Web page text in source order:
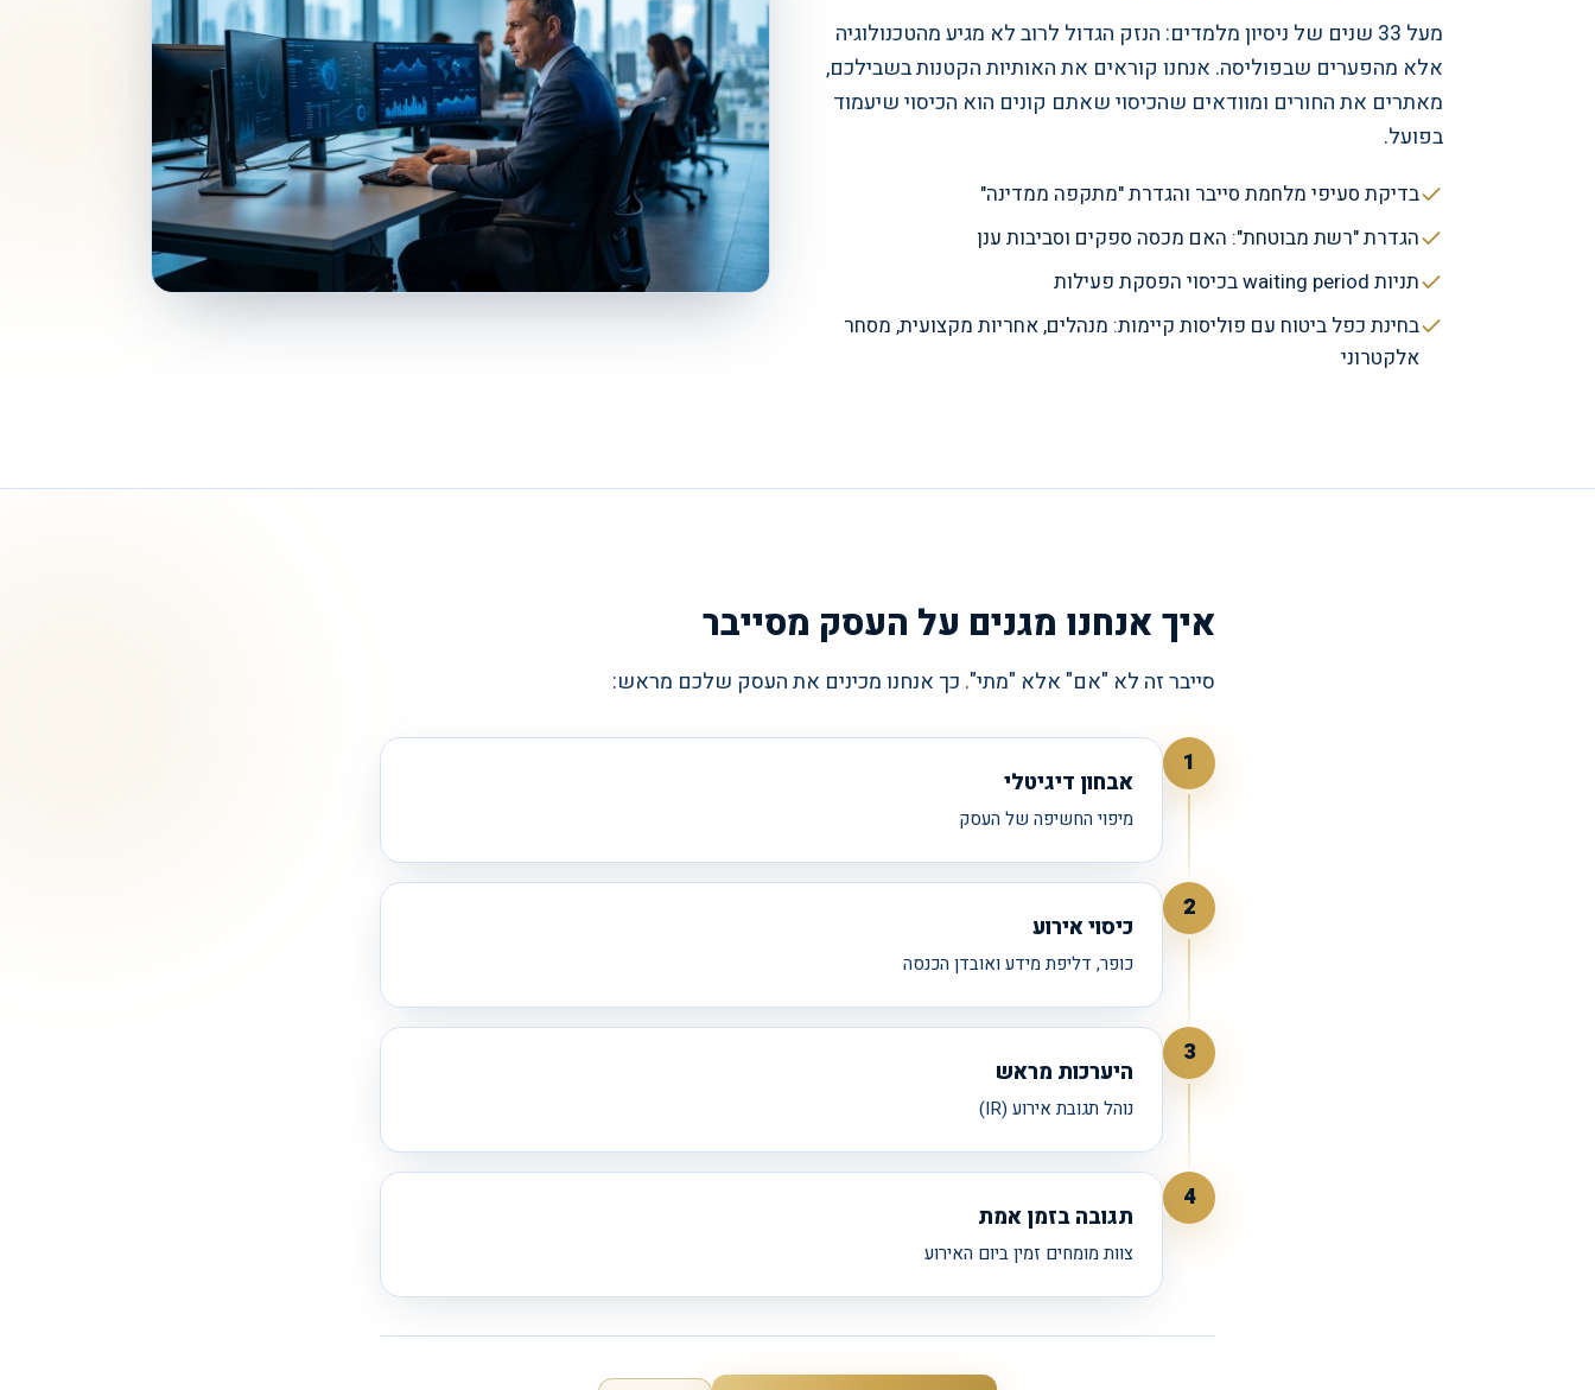
מעל 33 שנים של ניסיון מלמדים: הנזק הגדול לרוב לא מגיע מהטכנולוגיה
אלא מהפערים שבפוליסה. אנחנו קוראים את האותיות הקטנות בשבילכם,
מאתרים את החורים ומוודאים שהכיסוי שאתם קונים הוא הכיסוי שיעמוד
בפועל.
בדיקת סעיפי מלחמת סייבר והגדרת "מתקפה ממדינה"
הגדרת "רשת מבוטחת": האם מכסה ספקים וסביבות ענן
תניות waiting period בכיסוי הפסקת פעילות
בחינת כפל ביטוח עם פוליסות קיימות: מנהלים, אחריות מקצועית, מסחר
אלקטרוני
איך אנחנו מגנים על העסק מסייבר
סייבר זה לא "אם" אלא "מתי". כך אנחנו מכינים את העסק שלכם מראש:
1
אבחון דיגיטלי
מיפוי החשיפה של העסק
2
כיסוי אירוע
כופר, דליפת מידע ואובדן הכנסה
3
היערכות מראש
נוהל תגובת אירוע (IR)
4
תגובה בזמן אמת
צוות מומחים זמין ביום האירוע